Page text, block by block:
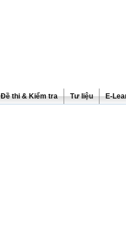
Đề thi & Kiểm tra Tư liệu E-